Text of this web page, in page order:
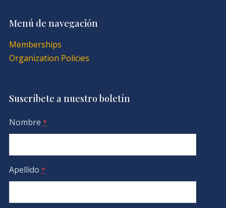
Menú de navegación
Memberships
Organization Policies
Suscríbete a nuestro boletín
Nombre *
Apellido *